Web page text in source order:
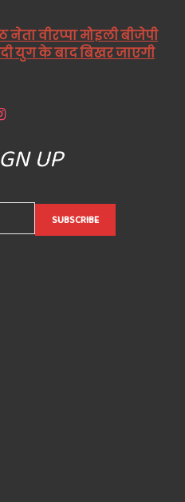
नेता वीरप्पा मोइली बीजेपी
युग के बाद बिखर जाएगी
UP